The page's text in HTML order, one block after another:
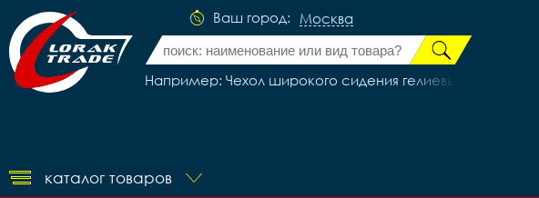
Ваш город: Москва
Например: Чехол широкого сидения гелиевый, код
каталог товаров